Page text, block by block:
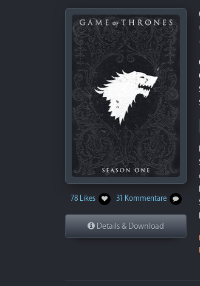
78 Likes 31 Kommentare
Details & Download